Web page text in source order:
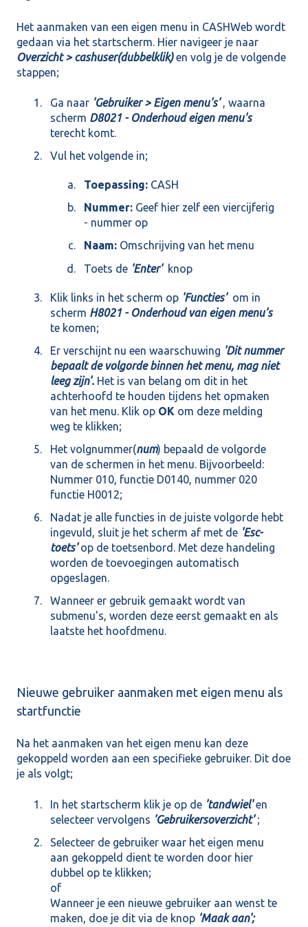
Het aanmaken van een eigen menu in CASHWeb wordt
gedaan via het startscherm. Hier navigeer je naar
Overzicht > cashuser(dubbelklik)en volg je de volgende
stappen;
Ga naar 'Gebruiker > Eigen menu's', waarna
scherm D8021 - Onderhoud eigen menu's
terecht komt.
Vul het volgende in;
Toepassing: CASH
Nummer: Geef hier zelf een viercijferig
- nummer op
Naam: Omschrijving van het menu
Toets de 'Enter'knop
Klik links in het scherm op 'Functies' om in
scherm H8021 - Onderhoud van eigen menu's
te komen;
Er verschijnt nu een waarschuwing 'Dit nummer
bepaalt de volgorde binnen het menu, mag niet
leeg zijn'. Het is van belang om dit in het
achterhoofd te houden tijdens het opmaken
van het menu. Klik op OK om deze melding
weg te klikken;
Het volgnummer(num) bepaald de volgorde
van de schermen in het menu. Bijvoorbeeld:
Nummer 010, functie D0140, nummer 020
functie H0012;
Nadat je alle functies in de juiste volgorde hebt
ingevuld, sluit je het scherm af met de 'Esc-
toets'op de toetsenbord. Met deze handeling
worden de toevoegingen automatisch
opgeslagen.
Wanneer er gebruik gemaakt wordt van
submenu's, worden deze eerst gemaakt en als
laatste het hoofdmenu.
Nieuwe gebruiker aanmaken met eigen menu als
startfunctie
Na het aanmaken van het eigen menu kan deze
gekoppeld worden aan een specifieke gebruiker. Dit doe
je als volgt;
In het startscherm klik je op de 'tandwiel'en
selecteer vervolgens 'Gebruikersoverzicht';
Selecteer de gebruiker waar het eigen menu
aan gekoppeld dient te worden door hier
dubbel op te klikken;
of
Wanneer je een nieuwe gebruiker aan wenst te
maken, doe je dit via de knop 'Maak aan';